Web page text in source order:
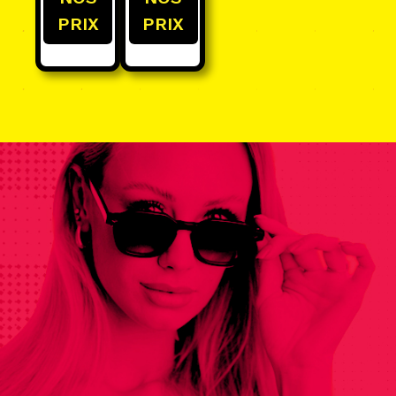
PRIX
PRIX